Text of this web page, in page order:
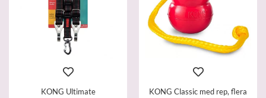
KONG Ultimate
KONG Classic med rep, flera